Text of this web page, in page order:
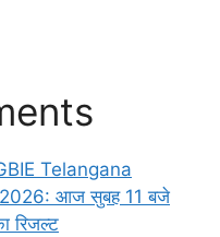
Telangana
आज सुबह 11 बजे
रिजल्ट